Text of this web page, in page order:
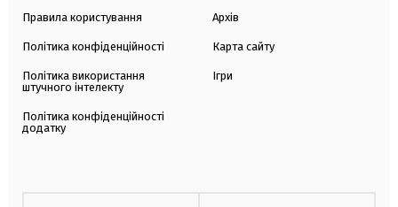
Правила користування
Політика конфіденційності
Політика використання
штучного інтелекту
Політика конфіденційності
додатку
Архів
Карта сайту
Ігри